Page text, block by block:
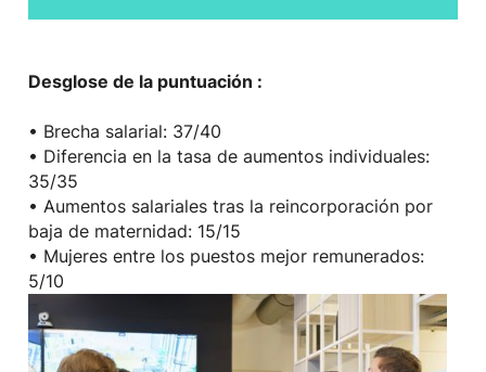
Desglose de la puntuación :
• Brecha salarial: 37/40
• Diferencia en la tasa de aumentos individuales:
35/35
• Aumentos salariales tras la reincorporación por
baja de maternidad: 15/15
• Mujeres entre los puestos mejor remunerados:
5/10